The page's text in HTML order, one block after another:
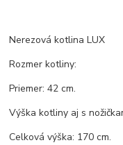
Nerezová kotlina LUX
Rozmer kotliny:
Priemer: 42 cm.
Výška kotliny aj s
Celková výška: 170 cm.